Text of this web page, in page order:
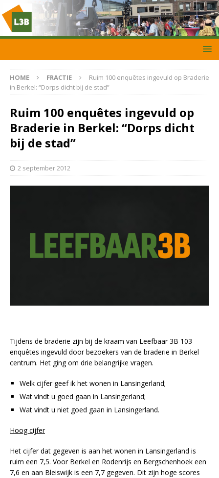
HOME FRACTIE
Ruim 100 enquêtes ingevuld op Braderie
in Berkel: “Dorps dicht bij de stad”
Ruim 100 enquêtes ingevuld op
Braderie in Berkel: “Dorps dicht
bij de stad”
2 september 2012
Tijdens de braderie zijn bij de kraam van Leefbaar 3B 103
enquêtes ingevuld door bezoekers van de braderie in Berkel
centrum. Het ging om drie belangrijke vragen.
Welk cijfer geef ik het wonen in Lansingerland;
Wat vindt u goed gaan in Lansingerland;
Wat vindt u niet goed gaan in Lansingerland.
Hoog cijfer
Het cijfer dat gegeven is aan het wonen in Lansingerland is
ruim een 7,5. Voor Berkel en Rodenrijs en Bergschenhoek een
7,6 en aan Bleiswijk is een 7,7 gegeven. Dit zijn hoge scores